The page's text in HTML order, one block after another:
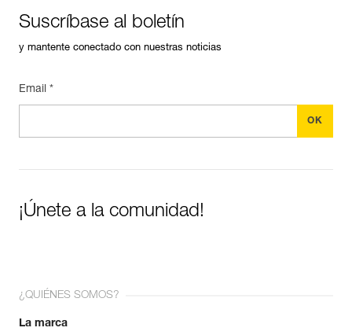
Suscríbase al boletín
y mantente conectado con nuestras noticias
Email *
¡Únete a la comunidad!
¿QUIÉNES SOMOS?
La marca